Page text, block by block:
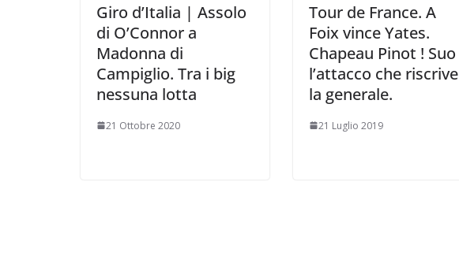
Giro d’Italia | Assolo
di O’Connor a
Madonna di
Campiglio. Tra i big
nessuna lotta
21 Ottobre 2020
Tour de France. A
Foix vince Yates.
Chapeau Pinot ! Suo
l’attacco che riscrive
la generale.
21 Luglio 2019